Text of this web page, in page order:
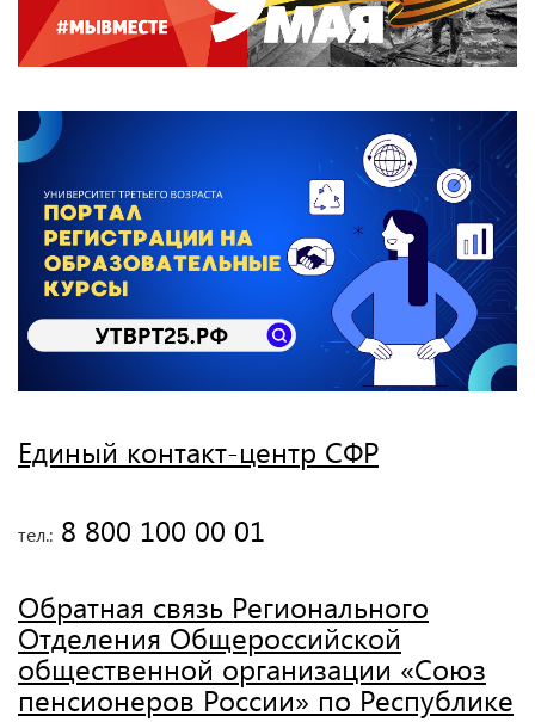
Единый контакт-центр СФР
тел.: 8 800 100 00 01
Обратная связь Регионального
Отделения Общероссийской
общественной организации «Союз
пенсионеров России» по Республике